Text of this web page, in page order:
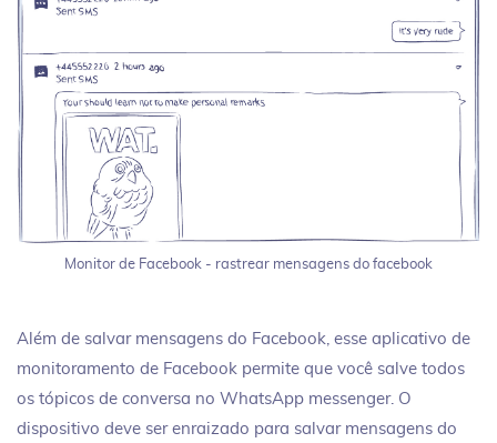
Monitor de Facebook - rastrear mensagens do facebook
Além de salvar mensagens do Facebook, esse aplicativo de
monitoramento de Facebook permite que você salve todos
os tópicos de conversa no WhatsApp messenger. O
dispositivo deve ser enraizado para salvar mensagens do